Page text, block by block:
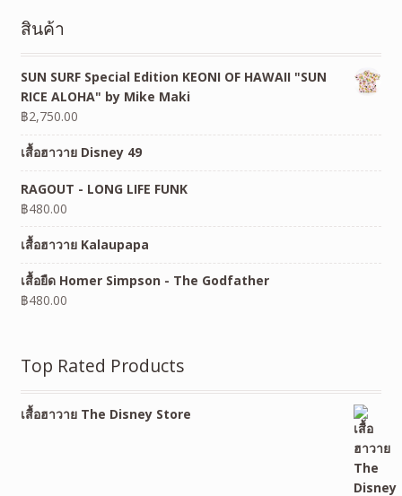
สินค้า
SUN SURF Special Edition KEONI OF HAWAII "SUN
RICE ALOHA" by Mike Maki
฿2,750.00
เสื้อฮาวาย Disney 49
RAGOUT - LONG LIFE FUNK
฿480.00
เสื้อฮาวาย Kalaupapa
เสื้อยืด Homer Simpson - The Godfather
฿480.00
Top Rated Products
เสื้อฮาวาย The Disney Store